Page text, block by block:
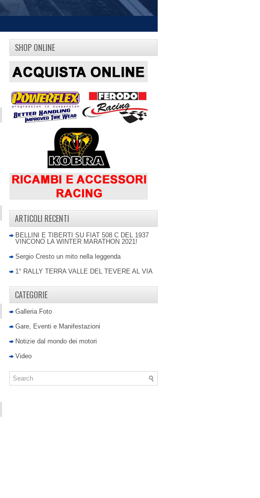
SHOP ONLINE
ARTICOLI RECENTI
BELLINI E TIBERTI SU FIAT 508 C DEL 1937
VINCONO LA WINTER MARATHON 2021!
Sergio Cresto un mito nella leggenda
1° RALLY TERRA VALLE DEL TEVERE AL VIA
CATEGORIE
Galleria Foto
Gare, Eventi e Manifestazioni
Notizie dal mondo dei motori
Video